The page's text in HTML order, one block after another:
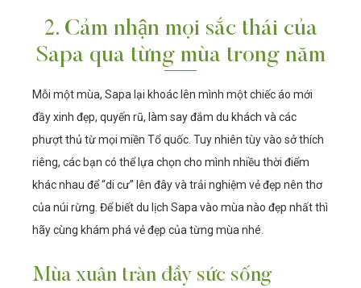
2. Cảm nhận mọi sắc thái của
Sapa qua từng mùa trong năm
Mỗi một mùa, Sapa lại khoác lên mình một chiếc áo mới
đầy xinh đẹp, quyến rũ, làm say đắm du khách và các
phượt thủ từ mọi miền Tổ quốc. Tuy nhiên tùy vào sở thích
riêng, các bạn có thể lựa chọn cho mình nhiều thời điểm
khác nhau để “di cư” lên đây và trải nghiệm vẻ đẹp nên thơ
của núi rừng. Để biết du lịch Sapa vào mùa nào đẹp nhất thì
hãy cùng khám phá vẻ đẹp của từng mùa nhé.
Mùa xuân tràn đầy sức sống